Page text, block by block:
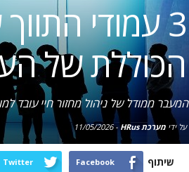
3 עמודי
הכוללת של
המעבר ממודל של ניהול מחזור חיי עובד
על ידימערכת HRus -
11/05/2026
שיתוף Facebook
Twitter